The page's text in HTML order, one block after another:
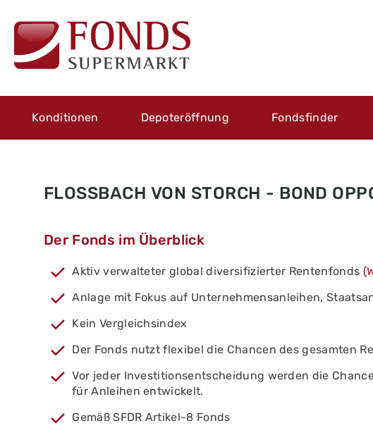
Konditionen Depoteröffnung Fondsfinder
FLOSSBACH VON STORCH - BOND
Der Fonds im Überblick
Aktiv verwalteter global diversifizierter Rentenfonds
Anlage mit Fokus auf Unternehmensanleihen,
Kein Vergleichsindex
Der Fonds nutzt flexibel die Chancen des gesamten
Vor jeder Investitionsentscheidung werden die
für Anleihen entwickelt.
Gemäß SFDR Artikel-8 Fonds